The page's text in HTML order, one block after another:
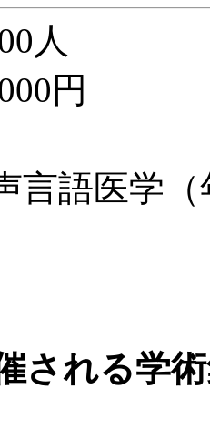
人
円
学（年間
される学